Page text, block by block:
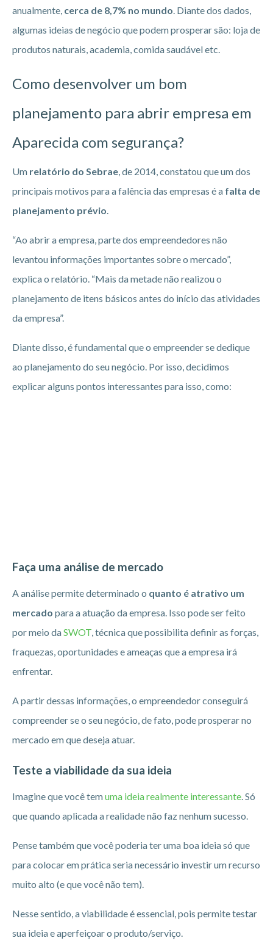
anualmente, cerca de 8,7% no mundo. Diante dos dados,
algumas ideias de negócio que podem prosperar são: loja de
produtos naturais, academia, comida saudável etc.
Como desenvolver um bom
planejamento para abrir empresa em
Aparecida com segurança?
Um relatório do Sebrae, de 2014, constatou que um dos
principais motivos para a falência das empresas é a falta de
planejamento prévio.
“Ao abrir a empresa, parte dos empreendedores não
levantou informações importantes sobre o mercado”,
explica o relatório. “Mais da metade não realizou o
planejamento de itens básicos antes do início das atividades
da empresa”.
Diante disso, é fundamental que o empreender se dedique
ao planejamento do seu negócio. Por isso, decidimos
explicar alguns pontos interessantes para isso, como:
Faça uma análise de mercado
A análise permite determinado o quanto é atrativo um
mercado para a atuação da empresa. Isso pode ser feito
por meio daSWOT , técnica que possibilita definir as forças,
fraquezas, oportunidades e ameaças que a empresa irá
enfrentar.
A partir dessas informações, o empreendedor conseguirá
compreender se o seu negócio, de fato, pode prosperar no
mercado em que deseja atuar.
Teste a viabilidade da sua ideia
Imagine que você temuma ideia realmente interessante . Só
que quando aplicada a realidade não faz nenhum sucesso.
Pense também que você poderia ter uma boa ideia só que
para colocar em prática seria necessário investir um recurso
muito alto (e que você não tem).
Nesse sentido, a viabilidade é essencial, pois permite testar
sua ideia e aperfeiçoar o produto/serviço.